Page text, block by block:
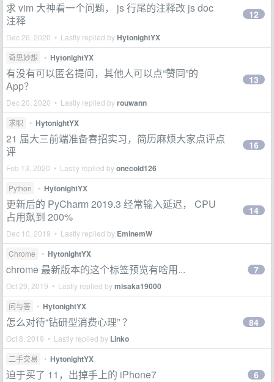
求 vim 大神看一个问题， js 行尾的注释改 js doc
注释
Dec 26, 2020 • Lastly replied byHytonightYX
12
奇思妙想 • HytonightYX
有没有可以匿名提问，其他人可以点“赞同”的
App？
Dec 20, 2020 • Lastly replied byrouwann
13
求职 • HytonightYX
21 届大三前端准备春招实习，简历麻烦大家点评点
评
Feb 13, 2020 • Lastly replied byonecold126
16
Python • HytonightYX
更新后的 PyCharm 2019.3 经常输入延迟， CPU
占用飙到 200%
Dec 10, 2019 • Lastly replied by EminemW
14
Chrome • HytonightYX
chrome 最新版本的这个标签预览有啥用...
Oct 29, 2019 • Lastly replied bymisaka19000
7
问与答 • HytonightYX
怎么对待“钻研型消费心理” ？
Oct 8, 2019 • Lastly replied by Linko
84
二手交易 • HytonightYX
迫于买了 11，出掉手上的 iPhone7 6